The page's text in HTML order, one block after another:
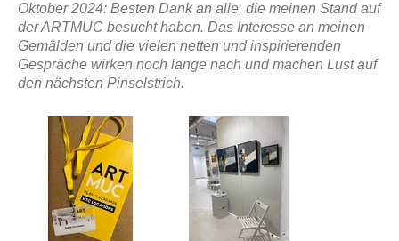
Oktober 2024: Besten Dank an alle, die meinen Stand auf
der ARTMUC besucht haben. Das Interesse an meinen
Gemälden und die vielen netten und inspirierenden
Gespräche wirken noch lange nach und machen Lust auf
den nächsten Pinselstrich.